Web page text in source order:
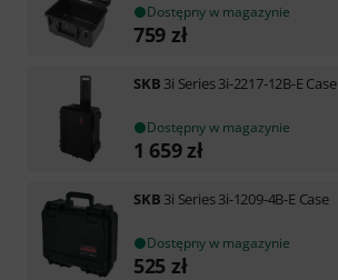
Dostępny w magazynie
759 zł
SKB 3i Series 3i-2217-12B-E Case
Dostępny w magazynie
1 659zł
SKB 3i Series 3i-1209-4B-E Case
Dostępny w magazynie
525 zł